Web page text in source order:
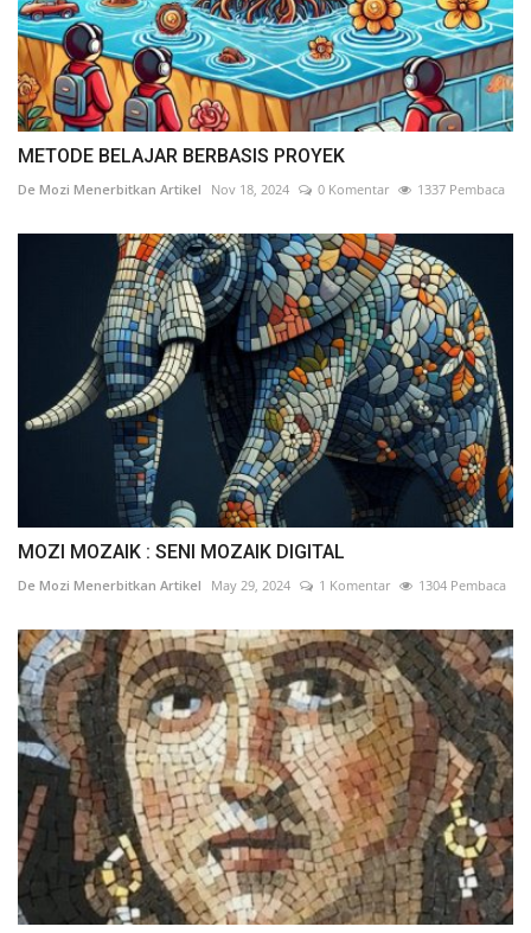
METODE BELAJAR BERBASIS PROYEK
De Mozi Menerbitkan Artikel Nov 18, 2024 0 Komentar 1337 Pembaca
MOZI MOZAIK : SENI MOZAIK DIGITAL
De Mozi Menerbitkan Artikel May 29, 2024 1 Komentar 1304 Pembaca